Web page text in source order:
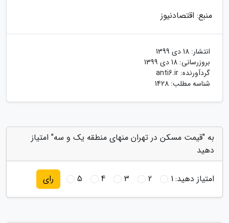
منبع: اقتصادنیوز
انتشار: 18 دی 1399
بروزرسانی: 18 دی 1399
گردآورنده: anti6.ir
شناسه مطلب: 1428
به "قیمت مسکن در تهران منهای منطقه یک و سه" امتیاز
دهید
امتیاز دهید:1
2
3
4
5 رای